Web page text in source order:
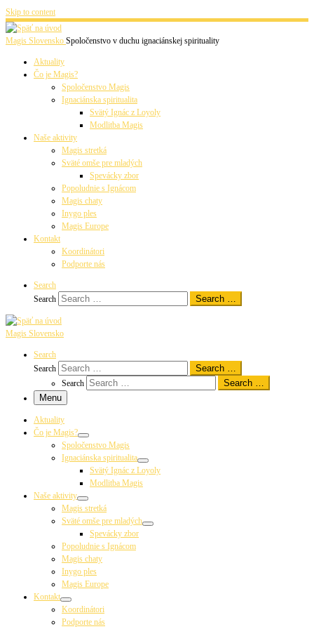
Skip to content
Magis Slovensko Spoločenstvo v duchu ignaciánskej spirituality
Aktuality
Čo je Magis?
Spoločenstvo Magis
Ignaciánska spiritualita
Svätý Ignác z Loyoly
Modlitba Magis
Naše aktivity
Magis stretká
Sväté omše pre mladých
Spevácky zbor
Popoludnie s Ignácom
Magis chaty
Inygo ples
Magis Europe
Kontakt
Koordinátori
Podporte nás
Search
Search
Search …
Magis Slovensko
Search
Search
Search …
Search
Search …
Menu
Aktuality
Čo je Magis?
Spoločenstvo Magis
Ignaciánska spiritualita
Svätý Ignác z Loyoly
Modlitba Magis
Naše aktivity
Magis stretká
Sväté omše pre mladých
Spevácky zbor
Popoludnie s Ignácom
Magis chaty
Inygo ples
Magis Europe
Kontakt
Koordinátori
Podporte nás